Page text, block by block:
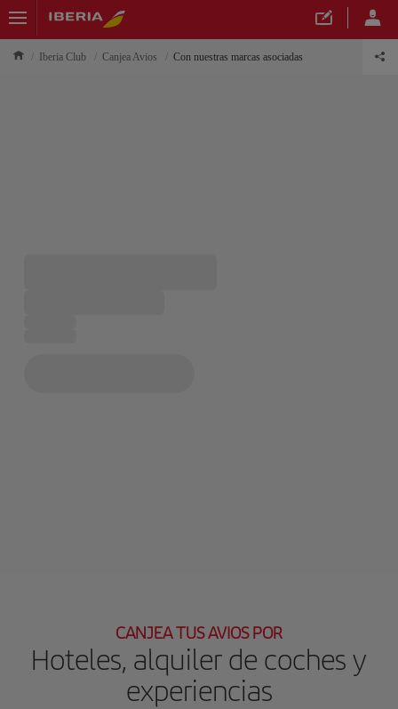
Iberia Club Canjea Avios Con nuestras marcas asociadas
CANJEA TUS AVIOS POR
Hoteles, alquiler de coches y
experiencias